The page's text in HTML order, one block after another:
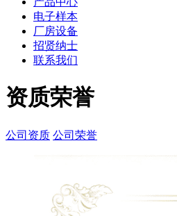
电子样本
厂房设备
招贤纳士
联系我们
资质荣誉
公司资质 公司荣誉